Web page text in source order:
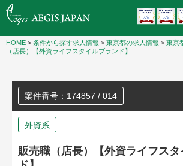
HOME > 条件から探す求人情報 > 東京都の求人情報 > 東京
（店長）【外資ライフスタイルブランド】
案件番号：174857 / 014
外資系
販売職（店長）【外資ライフス